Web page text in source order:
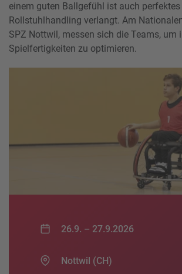
einem guten Ballgefühl ist auch perfektes
Rollstuhlhandling verlangt. Am
SPZ Nottwil, messen sich die Teams, um
Spielfertigkeiten zu optimieren.
26.9. – 27.9.2026
Nottwil (CH)